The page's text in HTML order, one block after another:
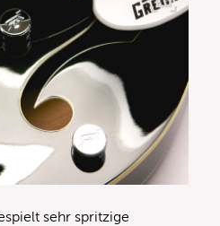
sehr spritzige